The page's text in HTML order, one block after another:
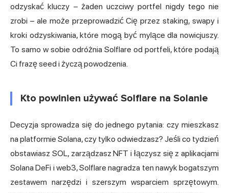
odzyskać kluczy – żaden uczciwy portfel nigdy tego nie
zrobi – ale może przeprowadzić Cię przez staking, swapy i
kroki odzyskiwania, które mogą być mylące dla nowicjuszy.
To samo w sobie odróżnia Solflare od portfeli, które podają
Ci frazę seed i życzą powodzenia.
Kto powinien używać Solflare na Solanie
Decyzja sprowadza się do jednego pytania: czy mieszkasz
na platformie Solana, czy tylko odwiedzasz? Jeśli co tydzień
obstawiasz SOL, zarządzasz NFT i łączysz się z aplikacjami
Solana DeFi i web3, Solflare nagradza ten nawyk bogatszym
zestawem narzędzi i szerszym wsparciem sprzętowym.